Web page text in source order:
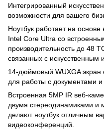
Интегрированный
возможности для вашего
Ноутбук работает на
Intel Core Ultra со
производительность до 48
связанных с искусственным
14-дюймовый WUXGA экран
для работы с документами и
Встроенная 5MP IR веб-
двумя стереодинамиками и
делают ноутбук отличным
видеоконференций.